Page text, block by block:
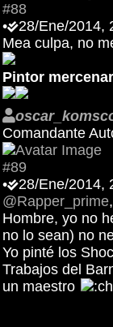
#88
•
28/Ene/2014,
Mea culpa, no
Pintor
Comandante
#89
•
28/Ene/2014,
@Rapper_prime,
Hombre, yo no
no lo sean) no
Yo pinté los
Trabajos del
un maestro